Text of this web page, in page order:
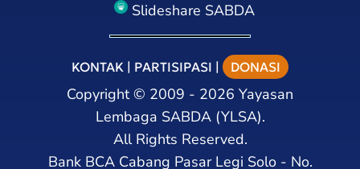
Slideshare SABDA
KONTAK | PARTISIPASI | DONASI
Copyright© 2009 - 2026 Yayasan
Lembaga SABDA (YLSA).
All Rights Reserved.
Bank BCA Cabang Pasar Legi Solo - No.